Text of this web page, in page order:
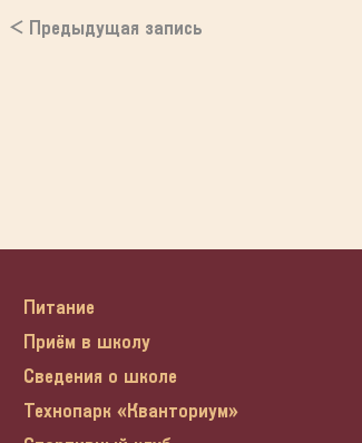
< Предыдущая запись
Питание
Приём в школу
Сведения о школе
Технопарк «Кванториум»